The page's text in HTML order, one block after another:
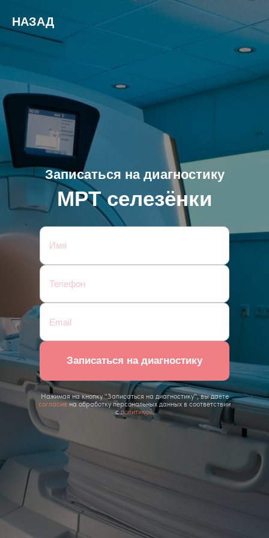
НАЗАД
Нажимая на кнопку "Записаться на диагностику", вы даете
согласиена обработку персональных данных в соответствии
сполитикой.
Записаться на диагностику
МРТ селезёнки
Записаться на диагностику